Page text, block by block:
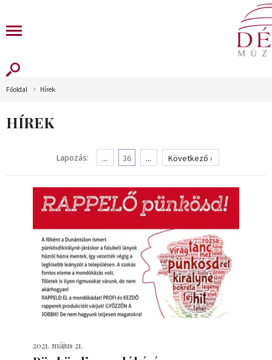
Főoldal Hírek
HÍREK
Lapozás: ... 36 ... Következő ›
2021. május 21.